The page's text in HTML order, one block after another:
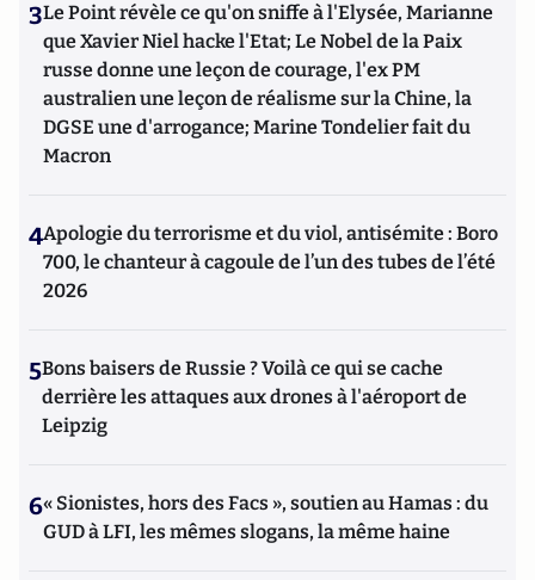
3Le Point révèle ce qu'on sniffe à l'Elysée, Marianne
que Xavier Niel hacke l'Etat; Le Nobel de la Paix
russe donne une leçon de courage, l'ex PM
australien une leçon de réalisme sur la Chine, la
DGSE une d'arrogance; Marine Tondelier fait du
Macron
4Apologie du terrorisme et du viol, antisémite : Boro
700, le chanteur à cagoule de l’un des tubes de l’été
2026
5Bons baisers de Russie ? Voilà ce qui se cache
derrière les attaques aux drones à l'aéroport de
Leipzig
6« Sionistes, hors des Facs », soutien au Hamas : du
GUD à LFI, les mêmes slogans, la même haine